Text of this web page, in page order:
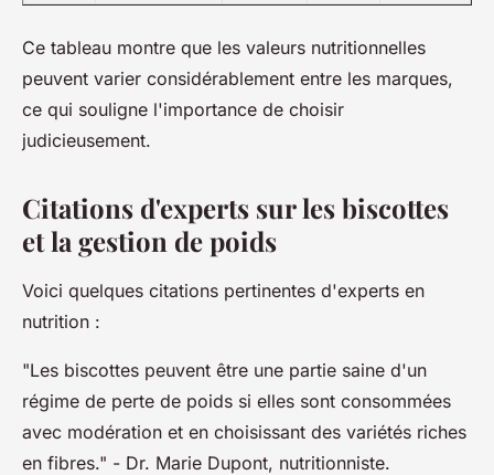
Ce tableau montre que les valeurs nutritionnelles
peuvent varier considérablement entre les marques,
ce qui souligne l'importance de choisir
judicieusement.
Citations d'experts sur les biscottes
et la gestion de poids
Voici quelques citations pertinentes d'experts en
nutrition :
"Les biscottes peuvent être une partie saine d'un
régime de perte de poids si elles sont consommées
avec modération et en choisissant des variétés riches
en fibres." - Dr. Marie Dupont, nutritionniste.